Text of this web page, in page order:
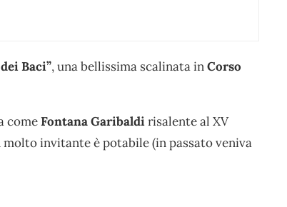
Baci”, una bellissima scalinata inCorso
comeFontana Garibaldirisalente al XV
molto invitante è potabile (in passato veniva